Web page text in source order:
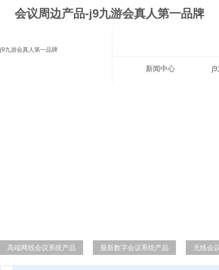
会议周边产品-j9九游会真人第一品牌
j9九游会真人第一品牌
新闻中心
高端网线会议系统产品 最新数字会议系统产品 无线会